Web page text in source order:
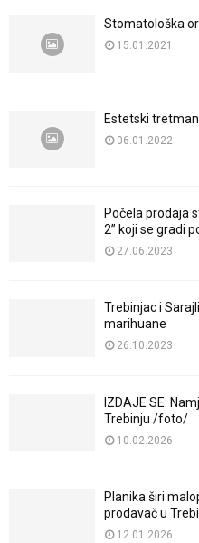
Stomatološka
15.01.2021
Estetski
06.01.2022
Počela prodaja
2” koji se gradi
27.06.2023
Trebinjac i
marihuane
26.10.2023
IZDAJE SE:
Trebinju /foto/
10.02.2026
Planika širi
prodavač u
12.01.2026